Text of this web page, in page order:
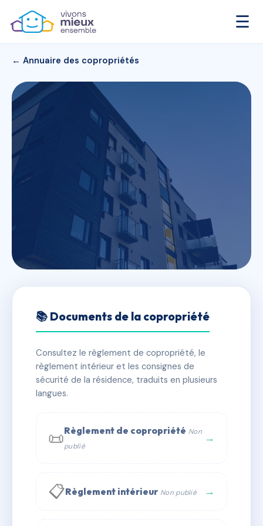
☰
← Annuaire des copropriétés
RESIDENCE LA PIETRINA
✓ Immatriculée 🏠 79 lots 🏗 1 bâtiment(s)
📞 Contacter Syndic Digital
📚 Documents de la copropriété
Consultez le règlement de copropriété, le
règlement intérieur et les consignes de
sécurité de la résidence, traduits en plusieurs
langues.
📜Règlement de copropriété Non
publié
→
📋Règlement intérieur Non publié →